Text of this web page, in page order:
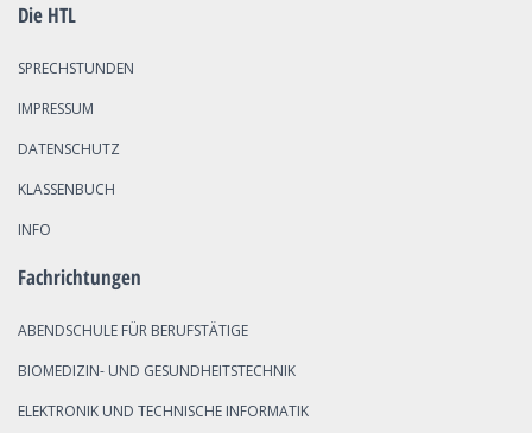
Die HTL
SPRECHSTUNDEN
IMPRESSUM
DATENSCHUTZ
KLASSENBUCH
INFO
Fachrichtungen
ABENDSCHULE FÜR BERUFSTÄTIGE
BIOMEDIZIN- UND GESUNDHEITSTECHNIK
ELEKTRONIK UND TECHNISCHE INFORMATIK